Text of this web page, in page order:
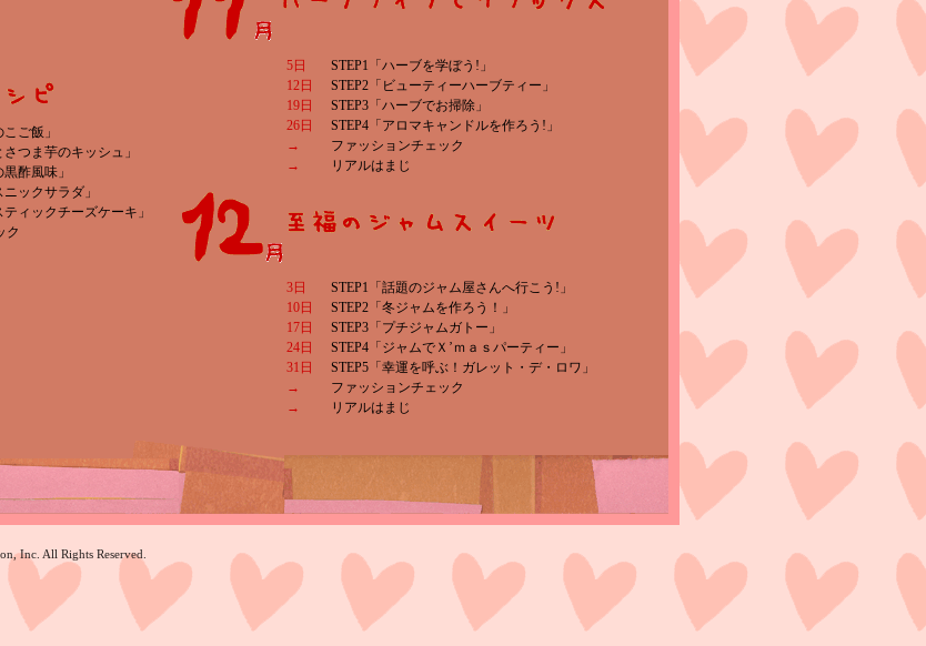
ご飯」
つま芋のキッシュ」
酢風味」
ックサラダ」
ィックチーズケーキ」
ク
5日
STEP1「ハーブを学ぼう!」
12日
STEP2「ビューティーハーブティー」
19日
STEP3「ハーブでお掃除」
26日
STEP4「アロマキャンドルを作ろう!」
→
ファッションチェック
→
リアルはまじ
3日
STEP1「話題のジャム屋さんへ行こう!」
10日
STEP2「冬ジャムを作ろう！」
17日
STEP3「プチジャムガトー」
24日
STEP4「ジャムでＸ’ｍａｓパーティー」
31日
STEP5「幸運を呼ぶ！ガレット・デ・ロワ」
→
ファッションチェック
→
リアルはまじ
Inc. All Rights Reserved.